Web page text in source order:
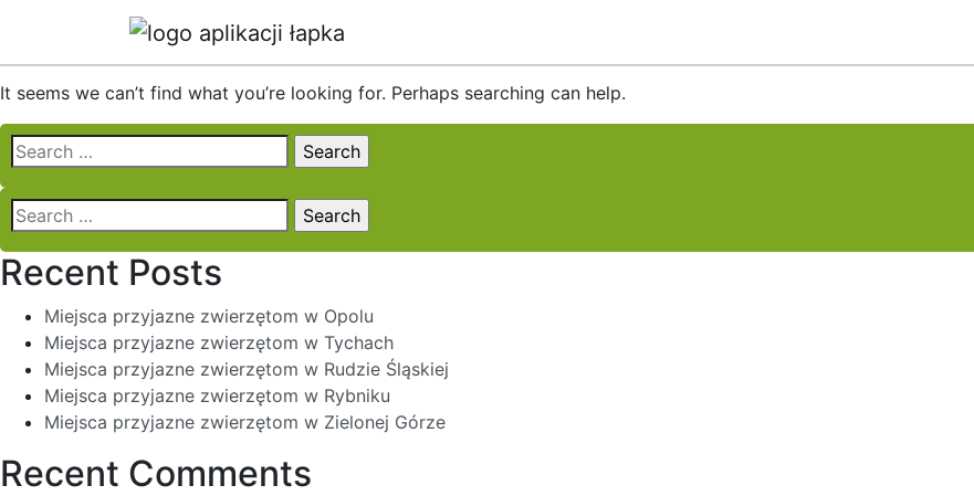
Nothing Found
It seems we can’t find what you’re looking for. Perhaps searching can help.
Search
for:
Search
for:
Recent Posts
Miejsca przyjazne zwierzętom w Opolu
Miejsca przyjazne zwierzętom w Tychach
Miejsca przyjazne zwierzętom w Rudzie Śląskiej
Miejsca przyjazne zwierzętom w Rybniku
Miejsca przyjazne zwierzętom w Zielonej Górze
Recent Comments